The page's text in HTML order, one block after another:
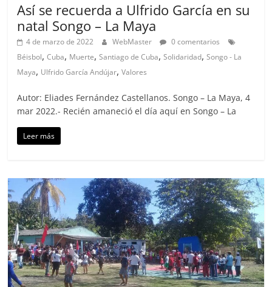
Así se recuerda a Ulfrido García en su
natal Songo – La Maya
4 de marzo de 2022 WebMaster
0 comentarios
Béisbol,Cuba, Muerte,Santiago de Cuba,Solidaridad,Songo - La
Maya, Ulfrido García Andújar,Valores
Autor: Eliades Fernández Castellanos. Songo – La Maya, 4
mar 2022.- Recién amaneció el día aquí en Songo – La
Leer más